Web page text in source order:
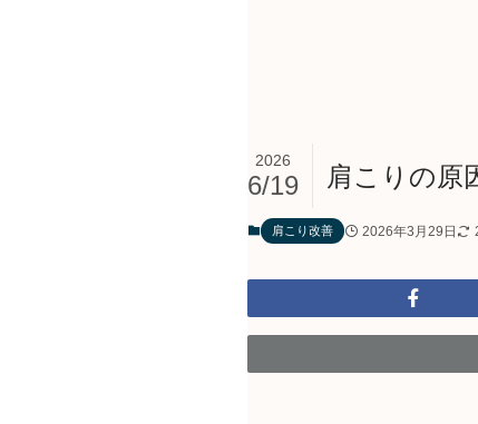
肩こりの原
2026
6/19
肩こり改善 2026年3月29日